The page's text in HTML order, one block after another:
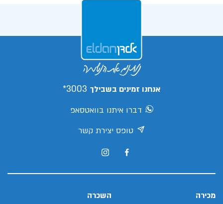
אנחנו זמינים בשבילך 3003*
דברו איתנו בוואטסאפ
טופס יצירת קשר
מכירה השכרה